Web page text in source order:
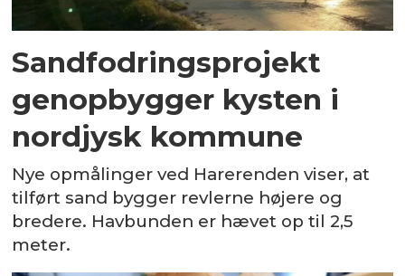
Sandfodringsprojekt
genopbygger kysten i
nordjysk kommune
Nye opmålinger ved Harerenden viser, at
tilført sand bygger revlerne højere og
bredere. Havbunden er hævet op til 2,5
meter.